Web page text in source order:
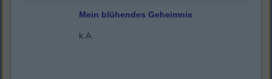
Mein blühendes Geheimnis
k.A.